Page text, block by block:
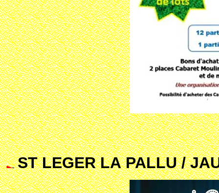
ST LEGER LA PALLU /